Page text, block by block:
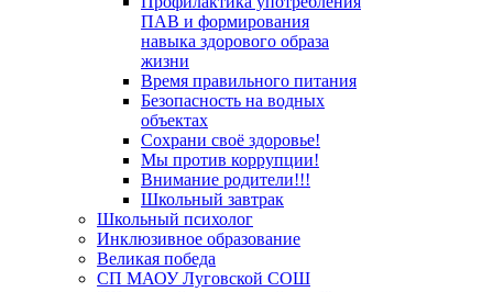
ПАВ и формирования
навыка здорового образа
жизни
Время правильного питания
Безопасность на водных
объектах
Сохрани своё здоровье!
Мы против коррупции!
Внимание родители!!!
Школьный завтрак
Школьный психолог
Инклюзивное образование
Великая победа
СП МАОУ Луговской СОШ